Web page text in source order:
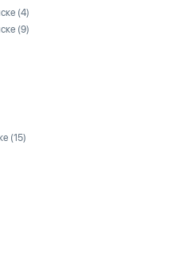
(4)
(9)
(15)